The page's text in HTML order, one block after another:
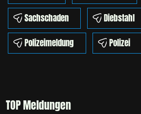
Sachschaden
Diebstahl
Polizeimeldung
Polizei
TOP Meldungen